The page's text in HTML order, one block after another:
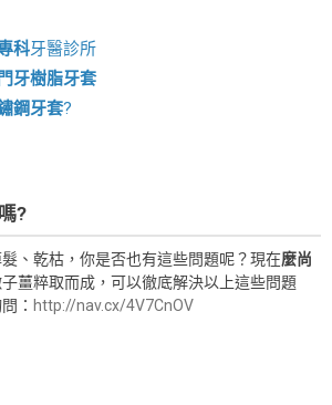
科牙醫診所
門牙樹脂牙套
鋼牙套?
?
、乾枯，你是否也有這些問題呢？現在麼尚
薑粹取而成，可以徹底解決以上這些問題
： http://nav.cx/4V7CnOV